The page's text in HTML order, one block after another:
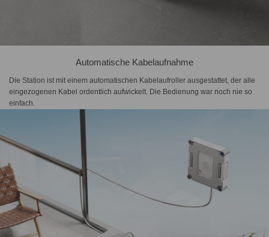
Automatische Kabelaufnahme
Die Station ist mit einem automatischen Kabelaufroller ausgestattet, der alle
eingezogenen Kabel ordentlich aufwickelt. Die Bedienung war noch nie so
einfach.